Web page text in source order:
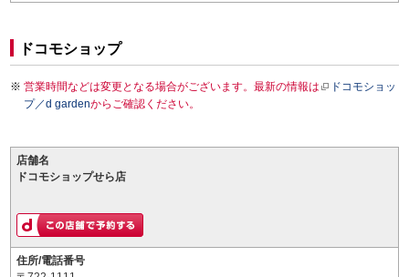
ドコモショップ
営業時間などは変更となる場合がございます。最新の情報は
ドコモショッ
プ／d gardenからご確認ください。
店舗名
ドコモショップせら店
住所/電話番号